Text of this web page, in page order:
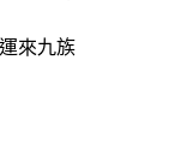
來九族